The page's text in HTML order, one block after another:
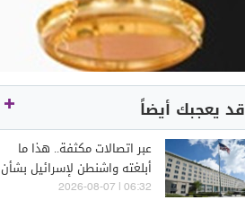
قد يعجبك أيضاً
عبر اتصالات مكثفة.. هذا ما
أبلغته واشنطن لإسرائيل بشأن
لبنان
06:32 | 2026-08-07